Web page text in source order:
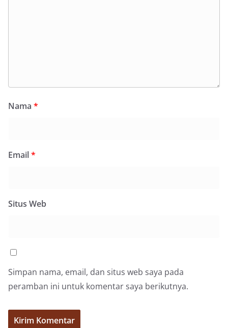
Nama *
Email*
Situs Web
Simpan nama, email, dan situs web saya pada
peramban ini untuk komentar saya berikutnya.